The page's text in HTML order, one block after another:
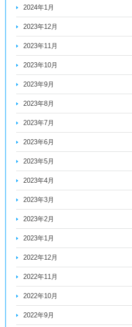
2024年1月
2023年12月
2023年11月
2023年10月
2023年9月
2023年8月
2023年7月
2023年6月
2023年5月
2023年4月
2023年3月
2023年2月
2023年1月
2022年12月
2022年11月
2022年10月
2022年9月